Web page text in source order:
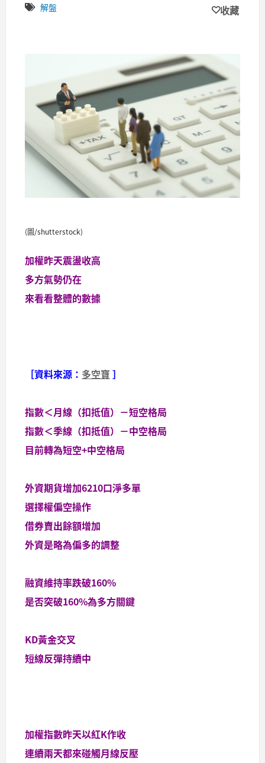
解盤 收藏
(圖/shutterstock)
加權昨天震盪收高
多方氣勢仍在
來看看整體的數據
［資料來源： 多空寶 ］
指數＜月線（扣抵值）－短空格局
指數＜季線（扣抵值）－中空格局
目前轉為短空+中空格局
外資期貨增加6210口淨多單
選擇權偏空操作
借券賣出餘額增加
外資是略為偏多的調整
融資維持率跌破160%
是否突破160%為多方關鍵
KD黃金交叉
短線反彈持續中
加權指數昨天以紅K作收
連續兩天都來碰觸月線反壓